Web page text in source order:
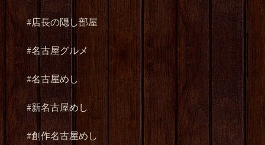
#店長の隠し部屋
#名古屋グルメ
#名古屋めし
#新名古屋めし
#創作名古屋めし